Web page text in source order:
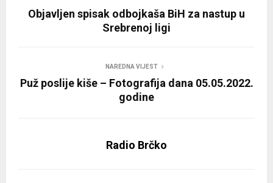
Objavljen spisak odbojkaša BiH za nastup u
Srebrenoj ligi
NAREDNA VIJEST
Puž poslije kiše – Fotografija dana 05.05.2022.
godine
Radio Brčko